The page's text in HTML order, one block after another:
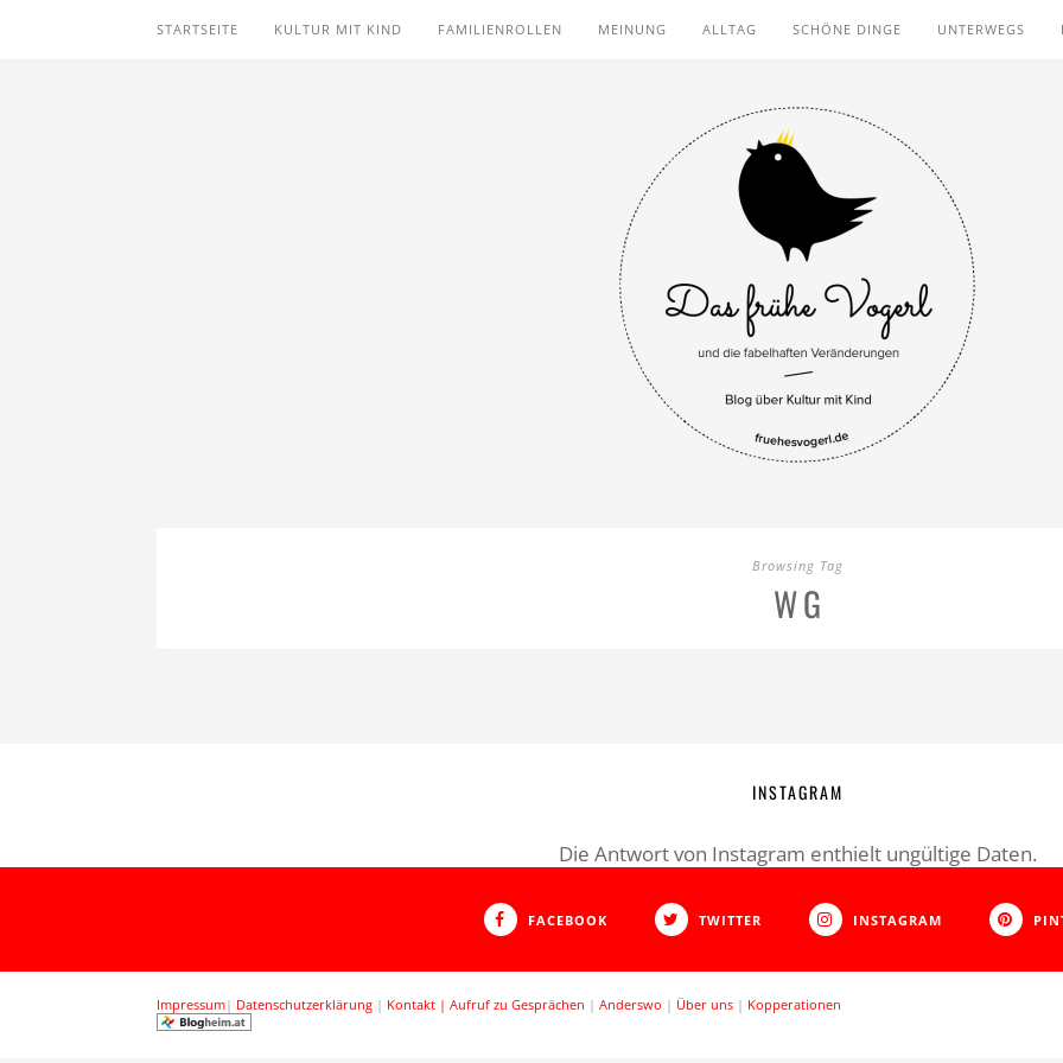
STARTSEITE KULTUR MIT KIND FAMILIENROLLEN MEINUNG ALLTAG SCHÖNE DINGE UNTERWEGS
Browsing Tag
WG
INSTAGRAM
Die Antwort von Instagram enthielt ungültige Daten.
FACEBOOK TWITTER INSTAGRAM
Impressum| Datenschutzerklärung | Kontakt | Aufruf zu Gesprächen | Anderswo | Über uns | Kopperationen